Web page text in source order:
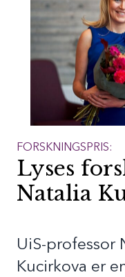
FORSKNINGSPRIS:
Lyses
Natalia
UiS-professor
Kucirkova er